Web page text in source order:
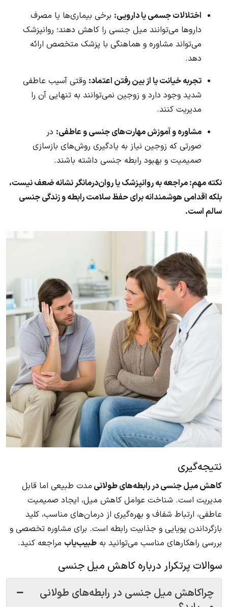
اختلالات جسمی یا دارویی: برخی بیماری‌ها یا مصرف
داروها می‌توانند میل جنسی را کاهش دهند؛ روانپزشک
می‌تواند مشاوره و هماهنگی با پزشک متخصص ارائه
دهد.
تجربه خیانت یا از بین رفتن اعتماد: وقتی آسیب عاطفی
شدید وجود دارد و زوجین نمی‌توانند به تنهایی آن را
مدیریت کنند.
مشاوره و آموزش مهارت‌های جنسی و عاطفی: در
صورتی که زوجین نیاز به یادگیری روش‌های بازسازی
صمیمیت و بهبود رابطه جنسی داشته باشند.
نکته مهم: مراجعه به روانپزشک یا روان‌درمانگر نشانه ضعف نیست،
بلکه اقدامی هوشمندانه برای حفظ سلامت رابطه و زندگی جنسی
سالم است.
نتیجه‌گیری
کاهش میل جنسی در رابطه‌های طولانی مدت طبیعی اما قابل
مدیریت است. شناخت عوامل کاهش میل، ایجاد صمیمیت
عاطفی، ارتباط شفاف و بهره‌گیری از درمان‌های مناسب، کلید
بازگرداندن پویایی و جذابیت رابطه است. برای مشاوره تخصصی و
بررسی راهکارهای مناسب می‌توانید به طبیب‌یاب مراجعه کنید.
سوالات پرتکرار درباره کاهش میل جنسی
چراکاهش میل جنسی در رابطه‌های طولانی